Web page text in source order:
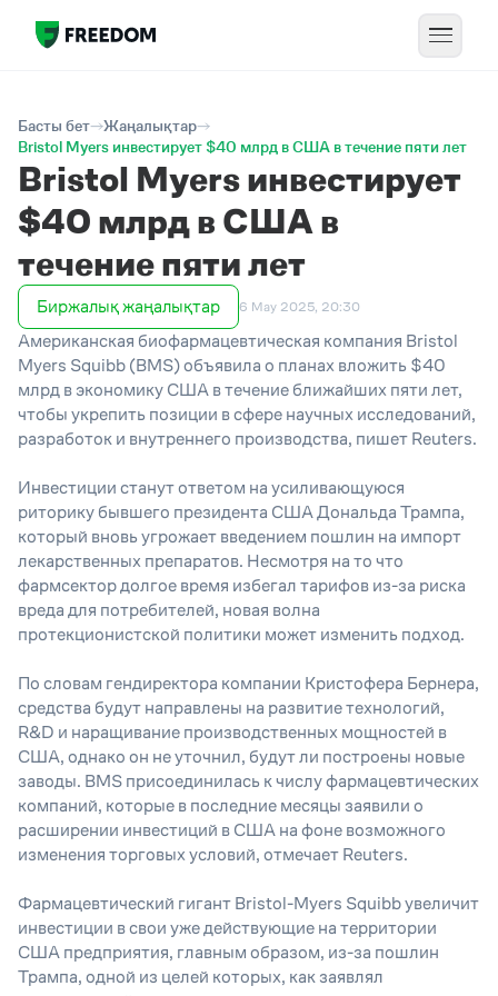
Басты бет
Жаңалықтар
Bristol Myers инвестирует $40 млрд в США в течение пяти лет
Bristol Myers инвестирует
$40 млрд в США в
течение пяти лет
Биржалық жаңалықтар 6 May 2025, 20:30
Американская биофармацевтическая компания Bristol
Myers Squibb (BMS) объявила о планах вложить $40
млрд в экономику США в течение ближайших пяти лет,
чтобы укрепить позиции в сфере научных исследований,
разработок и внутреннего производства, пишет Reuters.
Инвестиции станут ответом на усиливающуюся
риторику бывшего президента США Дональда Трампа,
который вновь угрожает введением пошлин на импорт
лекарственных препаратов. Несмотря на то что
фармсектор долгое время избегал тарифов из-за риска
вреда для потребителей, новая волна
протекционистской политики может изменить подход.
По словам гендиректора компании Кристофера Бернера,
средства будут направлены на развитие технологий,
R&D и наращивание производственных мощностей в
США, однако он не уточнил, будут ли построены новые
заводы. BMS присоединилась к числу фармацевтических
компаний, которые в последние месяцы заявили о
расширении инвестиций в США на фоне возможного
изменения торговых условий, отмечает Reuters.
Фармацевтический гигант Bristol-Myers Squibb увеличит
инвестиции в свои уже действующие на территории
США предприятия, главным образом, из-за пошлин
Трампа, одной из целей которых, как заявлял